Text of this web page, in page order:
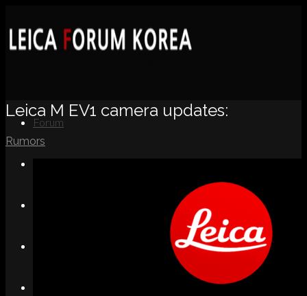
Forum
Leica M EV1 camera updates:
Rumors